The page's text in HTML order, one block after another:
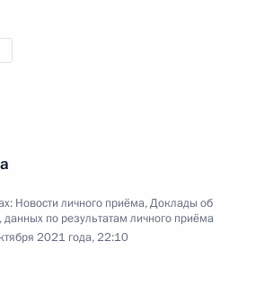
Новости личного приёма,Доклады об
данных по результатам личного приёма
2021 года, 22:10